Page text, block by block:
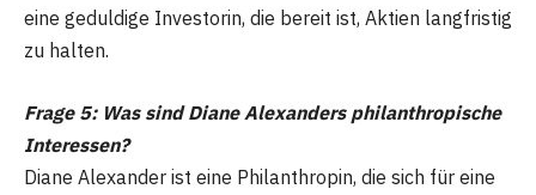
eine geduldige Investorin, die bereit ist, Aktien langfristig
zu halten.
Frage 5: Was sind Diane Alexanders philanthropische
Interessen?
Diane Alexander ist eine Philanthropin, die sich für eine